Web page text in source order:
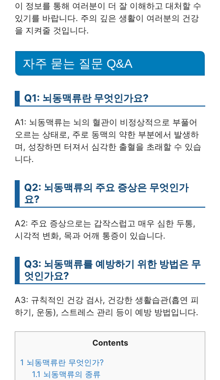
이 정보를 통해 여러분이 더 잘 이해하고 대처할 수
있기를 바랍니다. 주의 깊은 생활이 여러분의 건강
을 지켜줄 것입니다.
자주 묻는 질문 Q&A
Q1: 뇌동맥류란 무엇인가요?
A1: 뇌동맥류는 뇌의 혈관이 비정상적으로 부풀어
오르는 상태로, 주로 동맥의 약한 부분에서 발생하
며, 성장하면 터져서 심각한 출혈을 초래할 수 있습
니다.
Q2: 뇌동맥류의 주요 증상은 무엇인가
요?
A2: 주요 증상으로는 갑작스럽고 매우 심한 두통,
시각적 변화, 목과 어깨 통증이 있습니다.
Q3: 뇌동맥류를 예방하기 위한 방법은 무
엇인가요?
A3: 규칙적인 건강 검사, 건강한 생활습관(흡연 피
하기, 운동), 스트레스 관리 등이 예방 방법입니다.
Contents
1 뇌동맥류란 무엇인가?
1.1 뇌동맥류의 종류